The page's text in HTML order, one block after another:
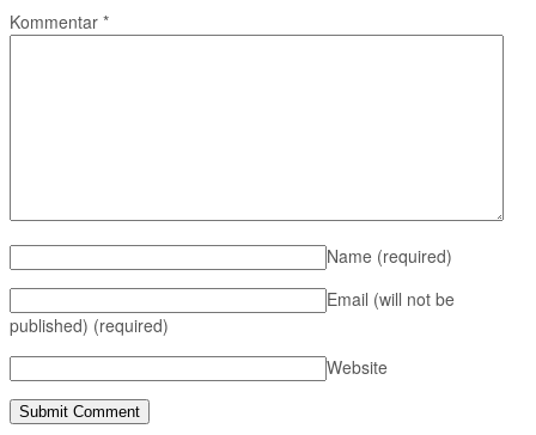
Kommentar *
Name (required)
Email (will not be
published) (required)
Website